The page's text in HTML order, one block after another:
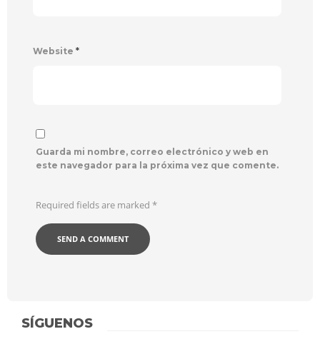
Website *
Guarda mi nombre, correo electrónico y web en
este navegador para la próxima vez que comente.
Required fields are marked *
SÍGUENOS